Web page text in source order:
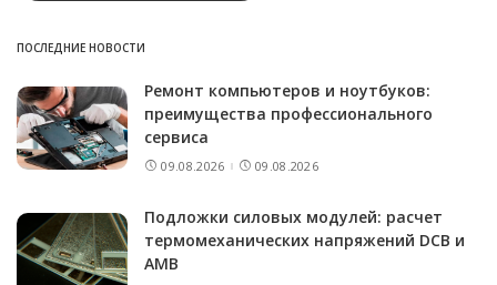
ПОСЛЕДНИЕ НОВОСТИ
Ремонт компьютеров и ноутбуков:
преимущества профессионального
сервиса
09.08.2026 09.08.2026
Подложки силовых модулей: расчет
термомеханических напряжений DCB и
AMB